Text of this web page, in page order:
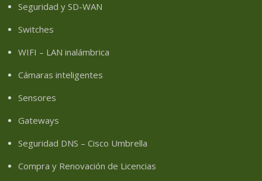
Seguridad y SD-WAN
Switches
WIFI – LAN inalámbrica
Cámaras inteligentes
Sensores
Gateways
Seguridad DNS – Cisco Umbrella
Compra y Renovación de Licencias